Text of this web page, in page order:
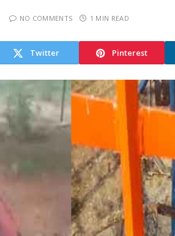
NO COMMENTS 1 MIN READ
Twitter Pinterest